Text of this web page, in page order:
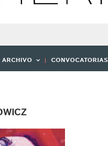
ARCHIVO CONVOCATORIAS